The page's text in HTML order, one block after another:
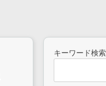
キーワード検索